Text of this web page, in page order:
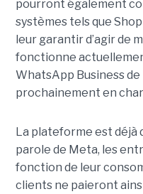
pourront également
systèmes tels que
leur garantir d’agir de
fonctionne
WhatsApp Business
prochainement en
La plateforme est déjà
parole de Meta, les
fonction de leur
clients ne paieront